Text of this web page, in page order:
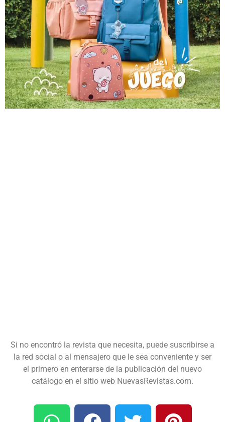
Si no encontró la revista que necesita, puede suscribirse a
la red social o al mensajero que le sea conveniente y ser
el primero en enterarse de la publicación del nuevo
catálogo en el sitio web NuevasRevistas.com.